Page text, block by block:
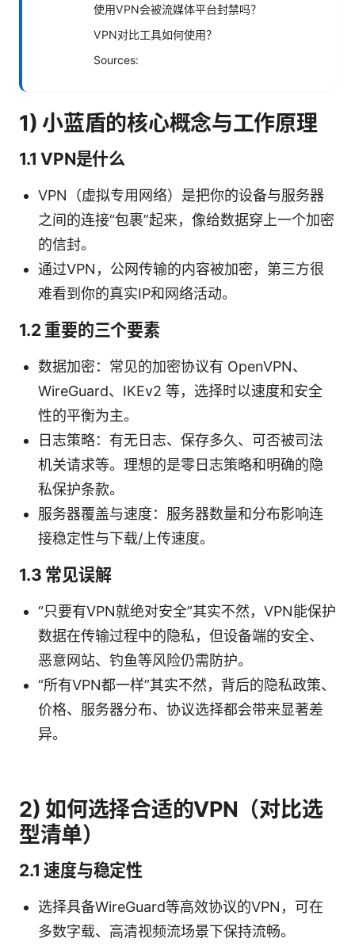
使用VPN会被流媒体平台封禁吗？
VPN对比工具如何使用？
Sources:
1) 小蓝盾的核心概念与工作原理
1.1 VPN是什么
VPN（虚拟专用网络）是把你的设备与服务器
之间的连接“包裹”起来，像给数据穿上一个加密
的信封。
通过VPN，公网传输的内容被加密，第三方很
难看到你的真实IP和网络活动。
1.2 重要的三个要素
数据加密：常见的加密协议有 OpenVPN、
WireGuard、IKEv2 等，选择时以速度和安全
性的平衡为主。
日志策略：有无日志、保存多久、可否被司法
机关请求等。理想的是零日志策略和明确的隐
私保护条款。
服务器覆盖与速度：服务器数量和分布影响连
接稳定性与下载/上传速度。
1.3 常见误解
“只要有VPN就绝对安全”其实不然，VPN能保护
数据在传输过程中的隐私，但设备端的安全、
恶意网站、钓鱼等风险仍需防护。
“所有VPN都一样”其实不然，背后的隐私政策、
价格、服务器分布、协议选择都会带来显著差
异。
2) 如何选择合适的VPN（对比选
型清单）
2.1 速度与稳定性
选择具备WireGuard等高效协议的VPN，可在
多数字载、高清视频流场景下保持流畅。